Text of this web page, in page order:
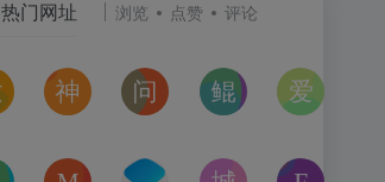
热门网址 浏览 点赞 评论
放屁音乐网
在线免费下载全网MP3付费歌曲
神仙代售
神仙代售，专注于游戏账号交易平台多年
问卷星
免费使用问卷星创建问卷调查
鲲Galgame论坛
一个专注于二次元
kagurafan MCBBS 转换云 城市交通健康榜